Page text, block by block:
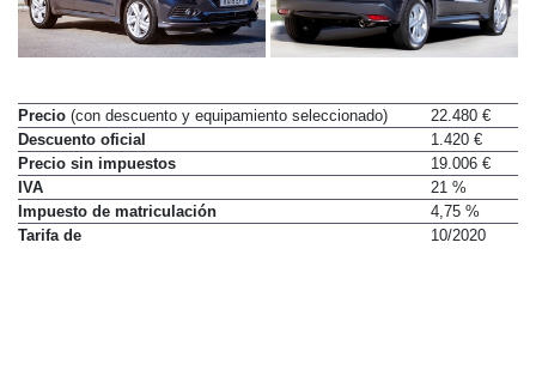
Precio (con descuento y equipamiento seleccionado)
22.480 €
Descuento oficial
1.420 €
Precio sin impuestos
19.006 €
IVA
21 %
Impuesto de matriculación
4,75 %
Tarifa de
10/2020